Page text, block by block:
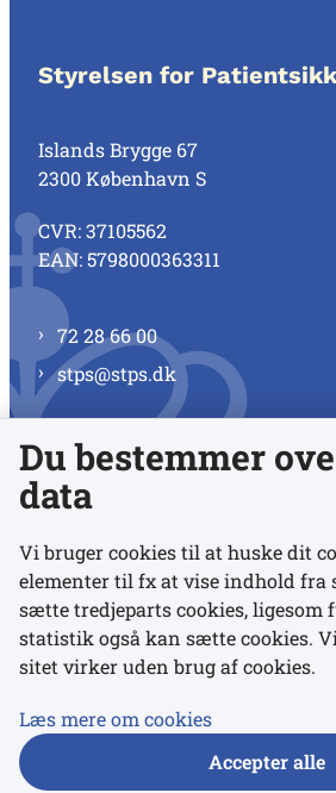
Styrelsen for
Islands Brygge 67
2300 København S
CVR: 37105562
EAN: 5798000363311
72 28 66 00
stps@stps.dk
Se alle kontaktnumre
Links
Udgivelser
Du bestemmer
data
Vi bruger cookies til at huske dit
elementer til fx at vise indhold fra
sætte tredjeparts cookies,
statistik også kan sætte cookies.
sitet virker uden brug af cookies.
Læs mere om cookies
Accepter alle